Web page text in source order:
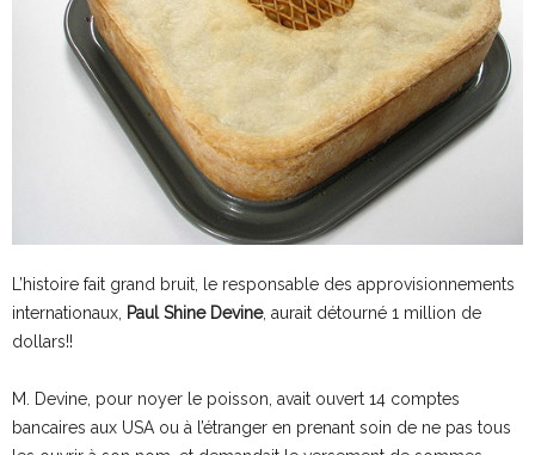
L’histoire fait grand bruit, le responsable des approvisionnements
internationaux, Paul Shine Devine, aurait détourné 1 million de
dollars!!
M. Devine, pour noyer le poisson, avait ouvert 14 comptes
bancaires aux USA ou à l’étranger en prenant soin de ne pas tous